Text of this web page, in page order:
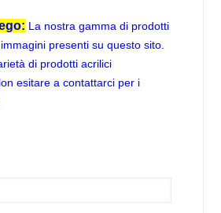
La nostra gamma di prodotti
presenti su questo sito.
di prodotti acrilici
esitare a contattarci per i